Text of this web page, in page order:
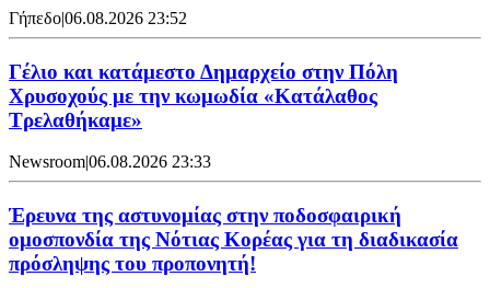
Γήπεδο|06.08.2026 23:52
Γέλιο και κατάμεστο Δημαρχείο στην Πόλη
Χρυσοχούς με την κωμωδία «Κατάλαθος
Τρελαθήκαμε»
Newsroom|06.08.2026 23:33
Έρευνα της αστυνομίας στην ποδοσφαιρική
ομοσπονδία της Νότιας Κορέας για τη διαδικασία
πρόσληψης του προπονητή!